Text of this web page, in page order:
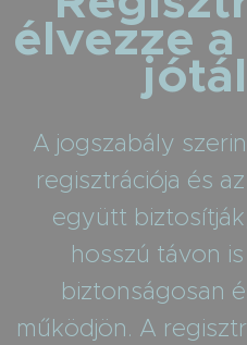
élvezze
A jogszabály
regisztrációja és
együtt
hosszú távon
biztonságosan
működjön. A